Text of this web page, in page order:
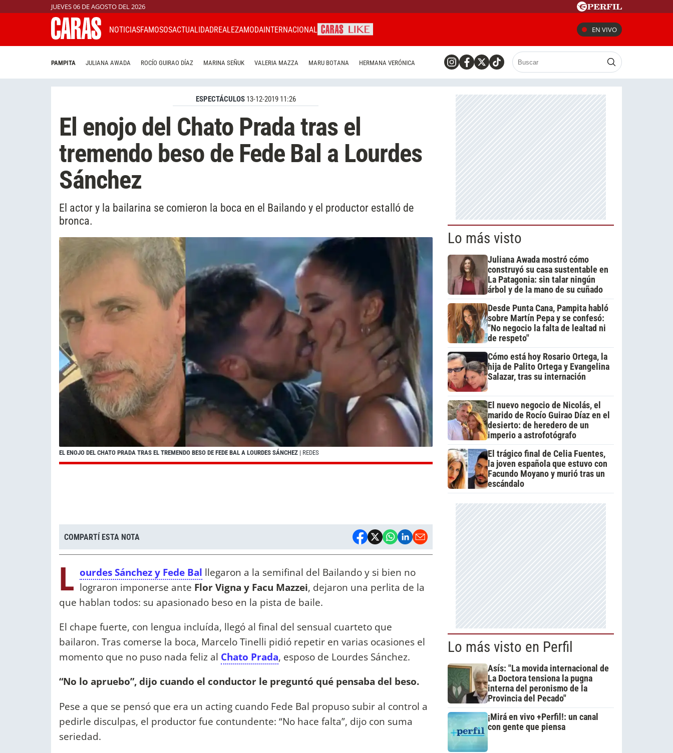
JUEVES 06 DE AGOSTO DEL 2026
NOTICIASFAMOSOSACTUALIDADREALEZAMODAINTERNACIONAL EN VIVO
PAMPITA JULIANA AWADA ROCÍO GUIRAO DÍAZ MARINA SEÑUK VALERIA MAZZA MARU BOTANA HERMANA VERÓNICA
ESPECTÁCULOS 13-12-2019 11:26
El enojo del Chato Prada tras el
tremendo beso de Fede Bal a Lourdes
Sánchez
El actor y la bailarina se comieron la boca en el Bailando y el productor estalló de
bronca.
EL ENOJO DEL CHATO PRADA TRAS EL TREMENDO BESO DE FEDE BAL A LOURDES SÁNCHEZ | REDES
COMPARTÍ ESTA NOTA
L ourdes Sánchez y Fede Bal llegaron a la semifinal del Bailando y si bien no
lograron imponerse ante Flor Vigna y Facu Mazzei, dejaron una perlita de la
que hablan todos: su apasionado beso en la pista de baile.
El chape fuerte, con lengua incluída, llegó al final del sensual cuarteto que
bailaron. Tras comerse la boca, Marcelo Tinelli pidió repetir en varias ocasiones el
momento que no puso nada feliz al Chato Prada, esposo de Lourdes Sánchez.
“No lo apruebo”, dijo cuando el conductor le preguntó qué pensaba del beso.
Pese a que se pensó que era un acting cuando Fede Bal propuso subir al control a
pedirle disculpas, el productor fue contundente: “No hace falta”, dijo con suma
seriedad.
Lo más visto
Juliana Awada mostró cómo
construyó su casa sustentable en
La Patagonia: sin talar ningún
árbol y de la mano de su cuñado
Desde Punta Cana, Pampita habló
sobre Martín Pepa y se confesó:
"No negocio la falta de lealtad ni
de respeto"
Cómo está hoy Rosario Ortega, la
hija de Palito Ortega y Evangelina
Salazar, tras su internación
El nuevo negocio de Nicolás, el
marido de Rocío Guirao Díaz en el
desierto: de heredero de un
imperio a astrofotógrafo
El trágico final de Celia Fuentes,
la joven española que estuvo con
Facundo Moyano y murió tras un
escándalo
Lo más visto en Perfil
Asís: "La movida internacional de
La Doctora tensiona la pugna
interna del peronismo de la
Provincia del Pecado"
¡Mirá en vivo +Perfil!: un canal
con gente que piensa